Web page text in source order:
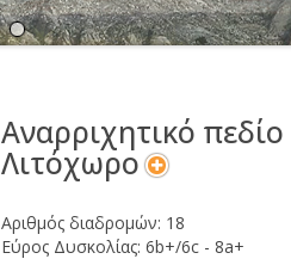
Αναρριχητικό πεδίο
Λιτόχωρο
Αριθμός διαδρομών: 18
Εύρος Δυσκολίας: 6b+/6c - 8a+